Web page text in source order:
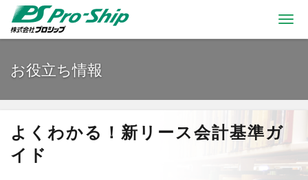
お役立ち情報
よくわかる！新リース会計基準ガ
イド